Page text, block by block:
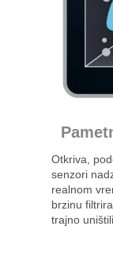
Otkriva,
senzori
realnom
brzinu
trajno